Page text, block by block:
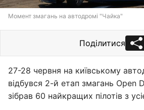
Момент змагань на автодромі "Чайка"
Поділитися
27-28 червня на київському
відбувся 2-й етап змагань Open
зібрав 60 найкращих пілотів з